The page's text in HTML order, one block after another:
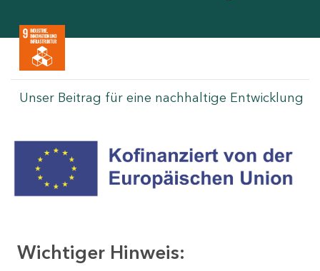
Unser Beitrag für eine nachhaltige Entwicklung
Wichtiger Hinweis: